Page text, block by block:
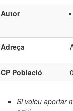
Autor
Adreça
CP Població
Si voleu aportar